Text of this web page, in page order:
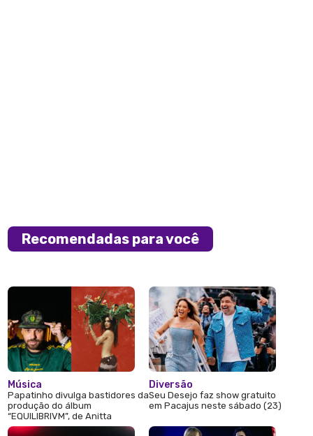
Recomendadas para você
Música
Papatinho divulga bastidores da
produção do álbum
“EQUILIBRIVM”, de Anitta
Diversão
Seu Desejo faz show gratuito
em Pacajus neste sábado (23)